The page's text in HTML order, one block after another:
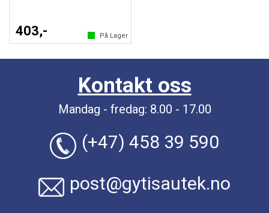
403,- På Lager
Kontakt oss
Mandag - fredag: 8.00 - 17.00
(+47) 458 39 590
post@gytisautek.no